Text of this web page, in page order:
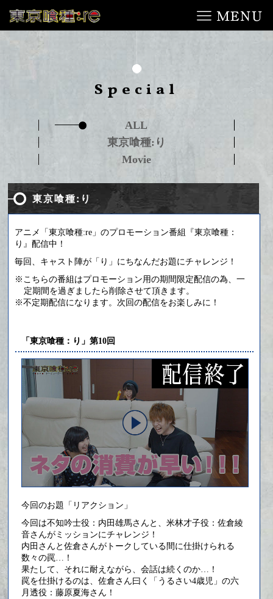
Special
ALL
東京喰種:り
Movie
東京喰種:り
アニメ「東京喰種:re」のプロモーション番組『東京喰種：
り』配信中！
毎回、キャスト陣が「り」にちなんだお題にチャレンジ！
※こちらの番組はプロモーション用の期間限定配信の為、一
定期間を過ぎましたら削除させて頂きます。
※不定期配信になります。次回の配信をお楽しみに！
「東京喰種：り」第10回
今回のお題「リアクション」
今回は不知吟士役：内田雄馬さんと、米林才子役：佐倉綾
音さんがミッションにチャレンジ！
内田さんと佐倉さんがトークしている間に仕掛けられる
数々の罠…！
果たして、それに耐えながら、会話は続くのか…！
罠を仕掛けるのは、佐倉さん曰く「うるさい4歳児」の六
月透役：藤原夏海さん！